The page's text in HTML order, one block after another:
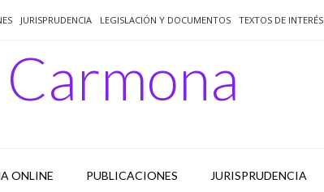
JURISPRUDENCIA LEGISLACIÓN Y DOCUMENTOS TEXTOS DE INTERÉS
ONLINE PUBLICACIONES JURISPRUDENCIA